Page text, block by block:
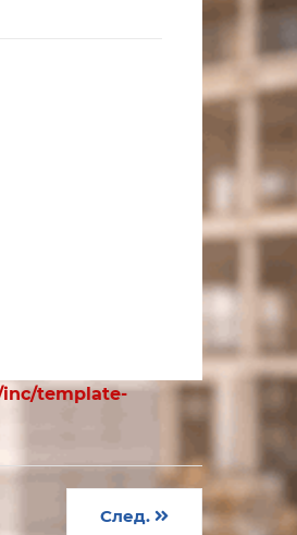
template-
След.